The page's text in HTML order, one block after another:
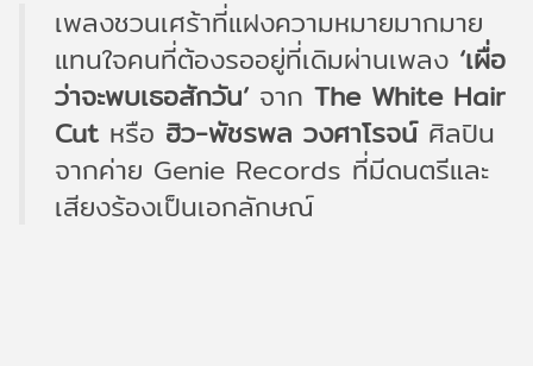
เพลงชวนเศร้าที่แฝงความหมายมากมาย
แทนใจคนที่ต้องรออยู่ที่เดิมผ่านเพลง ‘เผื่อ
ว่าจะพบเธอสักวัน’ จาก The White Hair
Cutหรือ ฮิว-พัชรพล วงศาโรจน์ศิลปิน
จากค่าย Genie Records ที่มีดนตรีและ
เสียงร้องเป็นเอกลักษณ์